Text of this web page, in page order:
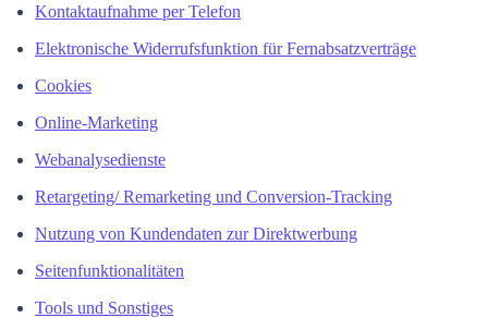
Kontaktaufnahme per Telefon
Elektronische Widerrufsfunktion für Fernabsatzverträge
Cookies
Online-Marketing
Webanalysedienste
Retargeting/ Remarketing und Conversion-Tracking
Nutzung von Kundendaten zur Direktwerbung
Seitenfunktionalitäten
Tools und Sonstiges